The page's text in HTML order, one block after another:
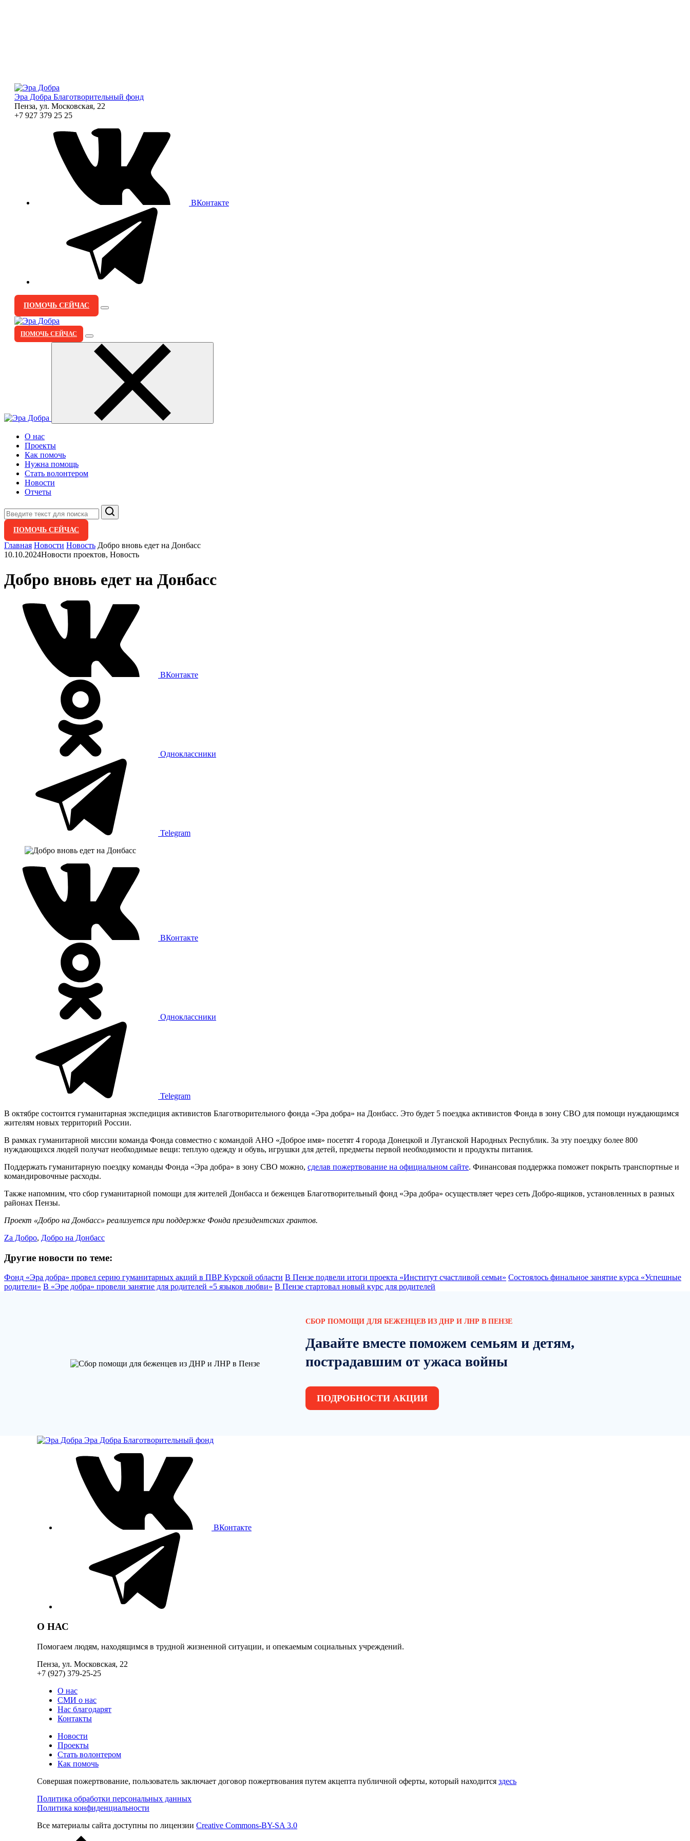
Эра Добра Благотворительный фонд
Пенза, ул. Московская, 22
+7 927 379 25 25
ВКонтакте
ПОМОЧЬ СЕЙЧАС
ПОМОЧЬ СЕЙЧАС
О нас
Проекты
Как помочь
Нужна помощь
Стать волонтером
Новости
Отчеты
Поиск
ПОМОЧЬ СЕЙЧАС
Главная Новости Новость Добро вновь едет на Донбасс
10.10.2024Новости проектов, Новость
Добро вновь едет на Донбасс
ВКонтакте
Одноклассники
Telegram
ВКонтакте
Одноклассники
Telegram
В октябре состоится гуманитарная экспедиция активистов Благотворительного фонда «Эра добра» на Донбасс. Это будет 5 поездка активистов Фонда в зону СВО для помощи нуждающимся
жителям новых территорий России.
В рамках гуманитарной миссии команда Фонда совместно с командой АНО «Доброе имя» посетят 4 города Донецкой и Луганской Народных Республик. За эту поездку более 800
нуждающихся людей получат необходимые вещи: теплую одежду и обувь, игрушки для детей, предметы первой необходимости и продукты питания.
Поддержать гуманитарную поездку команды Фонда «Эра добра» в зону СВО можно, сделав пожертвование на официальном сайте. Финансовая поддержка поможет покрыть транспортные и
командировочные расходы.
Также напомним, что сбор гуманитарной помощи для жителей Донбасса и беженцев Благотворительный фонд «Эра добра» осуществляет через сеть Добро-ящиков, установленных в разных
районах Пензы.
Проект «Добро на Донбасс» реализуется при поддержке Фонда президентских грантов.
Zа Добро, Добро на Донбасс
Другие новости по теме:
Фонд «Эра добра» провел серию гуманитарных акций в ПВР Курской области В Пензе подвели итоги проекта «Институт счастливой семьи» Состоялось финальное занятие курса «Успешные
родители» В «Эре добра» провели занятие для родителей «5 языков любви» В Пензе стартовал новый курс для родителей
СБОР ПОМОЩИ ДЛЯ БЕЖЕНЦЕВ ИЗ ДНР И ЛНР В ПЕНЗЕ
Давайте вместе поможем семьям и детям,
пострадавшим от ужаса войны
ПОДРОБНОСТИ АКЦИИ
Эра Добра Благотворительный фонд
ВКонтакте
О НАС
Помогаем людям, находящимся в трудной жизненной ситуации, и опекаемым социальных учреждений.
Пенза, ул. Московская, 22
+7 (927) 379-25-25
О нас
СМИ о нас
Нас благодарят
Контакты
Новости
Проекты
Стать волонтером
Как помочь
Совершая пожертвование, пользователь заключает договор пожертвования путем акцепта публичной оферты, который находится здесь
Политика обработки персональных данных
Политика конфиденциальности
Все материалы сайта доступны по лицензии Creative Commons-BY-SA 3.0